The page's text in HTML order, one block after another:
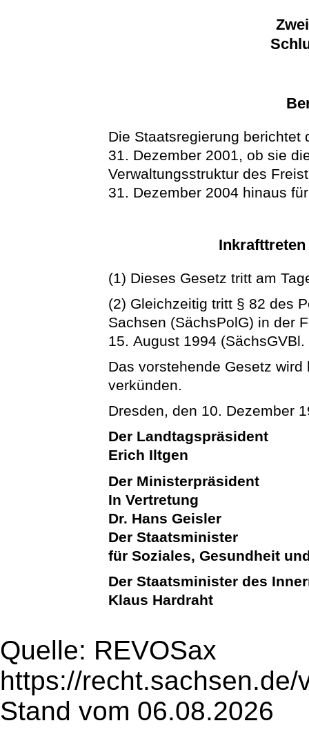
Die Staatsregierung berichtet
31. Dezember 2001, ob sie
Verwaltungsstruktur des
31. Dezember 2004 hinaus
(1) Dieses Gesetz tritt am
(2) Gleichzeitig tritt § 82 des
Sachsen (SächsPolG) in der
15. August 1994
Das vorstehende Gesetz
verkünden.
Dresden, den 10. Dezember
Der Landtagspräsident
Erich Iltgen
Der Ministerpräsident
In Vertretung
Dr. Hans Geisler
Der Staatsminister
für Soziales, Gesundheit
Der Staatsminister des
Klaus Hardraht
Quelle: REVOSax
https://
Stand vom 06.08.2026